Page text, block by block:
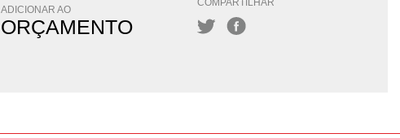
ADICIONAR AO
ORÇAMENTO
COMPARTILHAR